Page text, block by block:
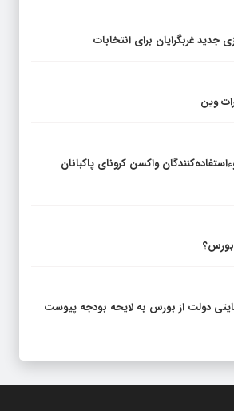
جدید غربگرایان برای انتخابات
وین
واکسن کرونای پاکبانان
حمایتی دولت از بورس به لایحه بودجه پیوست